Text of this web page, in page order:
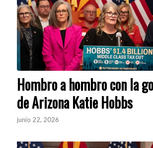
Hombro a hombro con la
de Arizona Katie Hobbs
junio 22, 2026